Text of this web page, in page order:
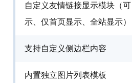
自定义友情链接显示模块（
示、仅首页显示、全站显示）
支持自定义侧边栏内容
内置独立图片列表模板